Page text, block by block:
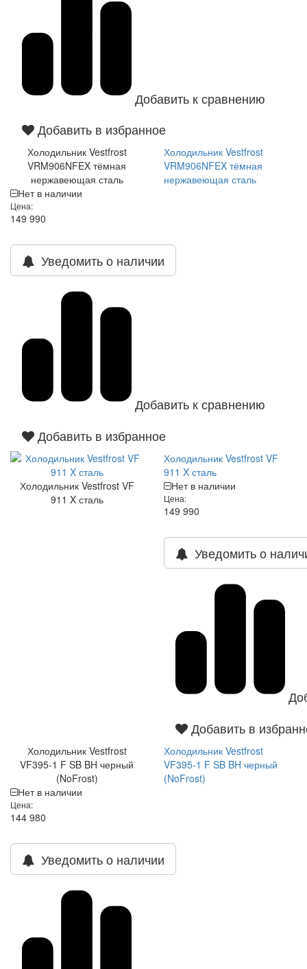
Добавить к сравнению
Добавить в избранное
Холодильник Vestfrost
VRM906NFEX тёмная
нержавеющая сталь
Холодильник Vestfrost
VRM906NFEX тёмная
нержавеющая сталь
Нет в наличии
Цена:
149 990
Уведомить о наличии
Добавить к сравнению
Добавить в избранное
Холодильник Vestfrost VF
911 X сталь
Холодильник Vestfrost VF
911 X сталь
Нет в наличии
Цена:
149 990
Уведомить о
Добавить в
Холодильник Vestfrost
VF395-1 F SB BH черный
(NoFrost)
Холодильник Vestfrost
VF395-1 F SB BH черный
(NoFrost)
Нет в наличии
Цена:
144 980
Уведомить о наличии